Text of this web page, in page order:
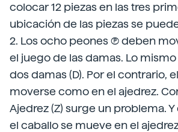
colocar 12 piezas en las tres
ubicación de las piezas se
2. Los ocho peones (P) deben
el juego de las damas. Lo
dos damas (D). Por el contrario,
moverse como en el ajedrez.
Ajedrez (Z) surge un problema.
el caballo se mueve en el